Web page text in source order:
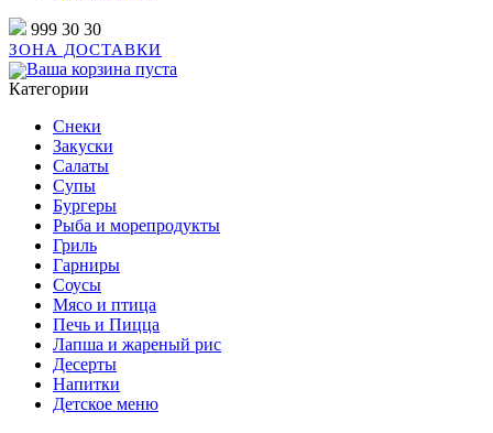
999 30 30
ЗОНА ДОСТАВКИ
Ваша корзина пуста
Категории
Снеки
Закуски
Салаты
Супы
Бургеры
Рыба и морепродукты
Гриль
Гарниры
Соусы
Мясо и птица
Печь и Пицца
Лапша и жареный рис
Десерты
Напитки
Детское меню